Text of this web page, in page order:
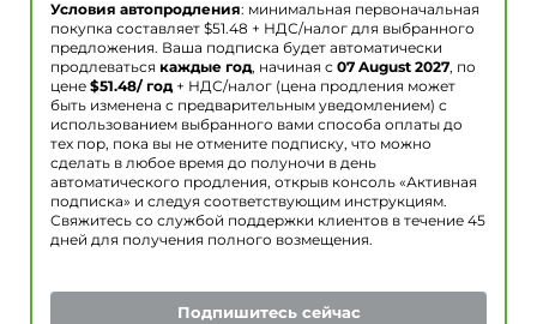
Условия автопродления: минимальная первоначальная
покупка составляет $51.48 + НДС/налог для выбранного
предложения. Ваша подписка будет автоматически
продлеваться каждые год, начиная с 07 August 2027, по
цене $51.48/ год+ НДС/налог (цена продления может
быть изменена с предварительным уведомлением) с
использованием выбранного вами способа оплаты до
тех пор, пока вы не отмените подписку, что можно
сделать в любое время до полуночи в день
автоматического продления, открыв консоль «Активная
подписка» и следуя соответствующим инструкциям.
Свяжитесь со службой поддержки клиентов в течение 45
дней для получения полного возмещения.
Подпишитесь сейчас